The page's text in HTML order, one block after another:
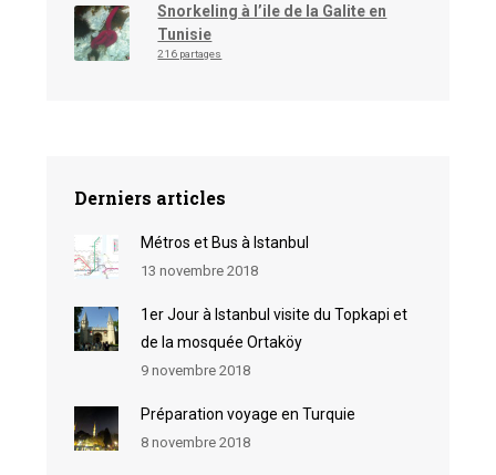
Snorkeling à l’ile de la Galite en
Tunisie
216 partages
Derniers articles
Métros et Bus à Istanbul
13 novembre 2018
1er Jour à Istanbul visite du Topkapi et
de la mosquée Ortaköy
9 novembre 2018
Préparation voyage en Turquie
8 novembre 2018